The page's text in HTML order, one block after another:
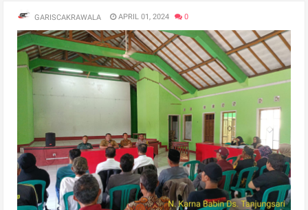
GARISCAKRAWALA APRIL 01, 2024 0